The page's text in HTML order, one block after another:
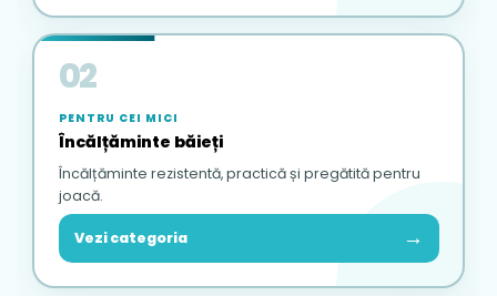
02
PENTRU CEI MICI
Încălțăminte băieți
Încălțăminte rezistentă, practică și pregătită pentru
joacă.
Vezi categoria →